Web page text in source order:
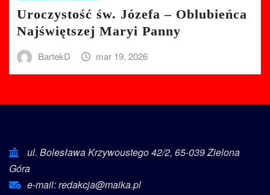
Uroczystość św. Józefa – Oblubieńca
Najświętszej Maryi Panny
BartekD mar 19, 2026
ul. Bolesława Krzywoustego 42/2, 65-039 Zielona
Góra
e-mail: redakcja@maika.pl